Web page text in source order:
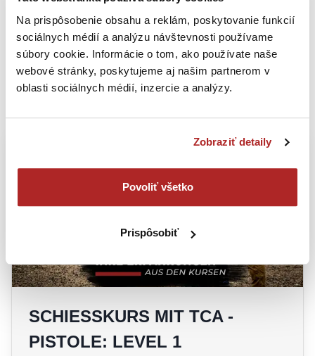
Na prispôsobenie obsahu a reklám, poskytovanie funkcií
sociálnych médií a analýzu návštevnosti používame
súbory cookie. Informácie o tom, ako používate naše
webové stránky, poskytujeme aj našim partnerom v
oblasti sociálnych médií, inzercie a analýzy.
Zobraziť detaily
Povoliť všetko
Prispôsobiť
ÄHNLICHE ARTIKEL
SCHARFE ARTIKEL UND INTERVIEWS AUS DER
WELT VON TCA
SCHIESSKURS MIT TCA - P
ISTOLE: LEVEL 1